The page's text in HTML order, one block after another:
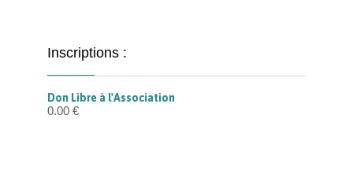
Inscriptions :
Don Libre à l'Association
0.00 €